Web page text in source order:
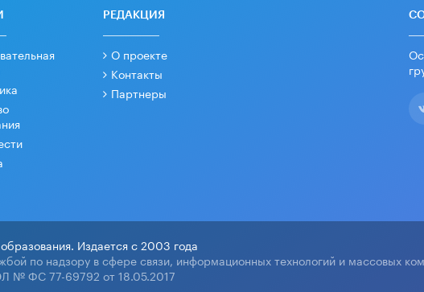
РЕДАКЦИЯ
О проекте
Контакты
Партнеры
Издается с 2003 года
по надзору в сфере связи, информационных технологий и массовых
№ ФС 77-69792 от 18.05.2017